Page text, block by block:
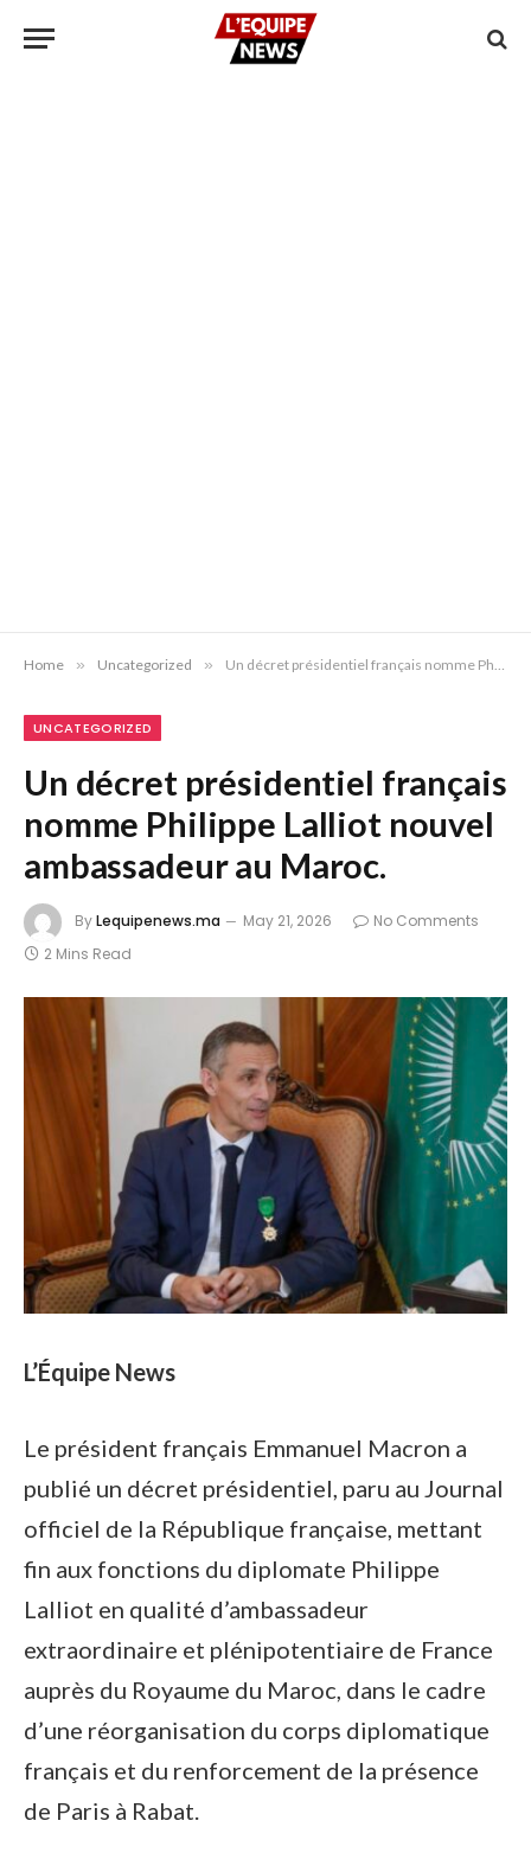
Home » Uncategorized » Un décret présidentiel français nomme Philippe Lalliot nouvel ambassadeur au Maroc.
UNCATEGORIZED
Un décret présidentiel français
nomme Philippe Lalliot nouvel
ambassadeur au Maroc.
ByLequipenews.ma May 21, 2026
No Comments
2 Mins Read
L’Équipe News
Le président français Emmanuel Macron a
publié un décret présidentiel, paru au Journal
officiel de la République française, mettant
fin aux fonctions du diplomate Philippe
Lalliot en qualité d’ambassadeur
extraordinaire et plénipotentiaire de France
auprès du Royaume du Maroc, dans le cadre
d’une réorganisation du corps diplomatique
français et du renforcement de la présence
de Paris à Rabat.